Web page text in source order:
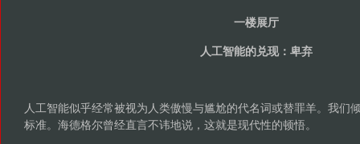
一楼展厅
人工智能的兑现：卑弃
人工智能似乎经常被视为人类傲慢与尴尬的代名词或替罪羊。我们
标准。海德格尔曾经直言不讳地说，这就是现代性的顿悟。